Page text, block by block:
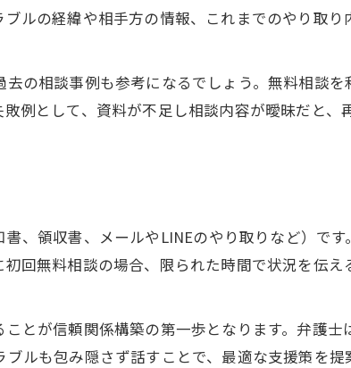
渉で注意したい点
時の無料相談の選び方
用できる弁護士相談窓口
会うための工夫
弁護士を探す方法
ルの経緯や相手方の情報、これまでのやり取り
の相談事例も参考になるでしょう。無料相談
例として、資料が不足し相談内容が曖昧だと、
、領収書、メールやLINEのやり取りなど）で
回無料相談の場合、限られた時間で状況を伝
とが信頼関係構築の第一歩となります。弁護士
ルも包み隠さず話すことで、最適な支援策を提